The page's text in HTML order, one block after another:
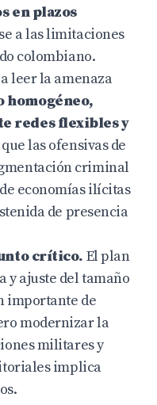
en plazos
a las limitaciones
colombiano.
leer la amenaza
homogéneo,
redes flexibles y
las ofensivas de
criminal
economías ilícitas
de presencia
crítico. El plan
ajuste del tamaño
importante de
modernizar la
militares y
implica